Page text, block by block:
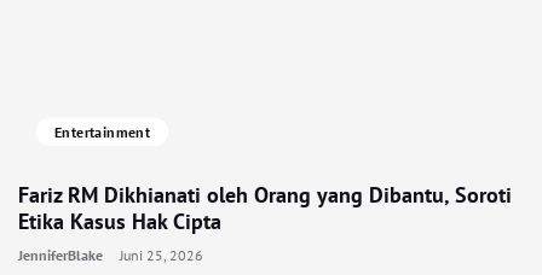
Entertainment
Fariz RM Dikhianati oleh Orang yang Dibantu, Soroti
Etika Kasus Hak Cipta
JenniferBlake Juni 25, 2026